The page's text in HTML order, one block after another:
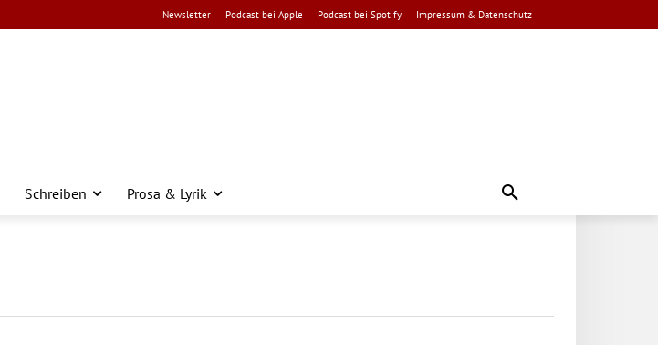
Newsletter Podcast bei Apple Podcast bei Spotify Impressum & Datenschutz
Schreiben Prosa & Lyrik